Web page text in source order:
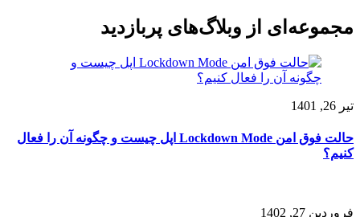
مجموعه‌ای از وبلاگ‌های پربازدید
تیر 26, 1401
حالت فوق امن Lockdown Mode اپل چیست و چگونه آن را فعال
کنیم؟
فروردین 27, 1402